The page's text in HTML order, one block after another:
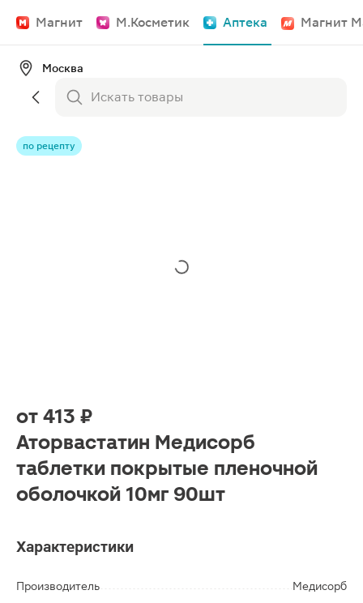
Магнит М.Косметик Аптека Магнит
Москва
по рецепту
от 413 ₽
Аторвастатин Медисорб
таблетки покрытые пленочной
оболочкой 10мг 90шт
Характеристики
Производитель
Медисорб